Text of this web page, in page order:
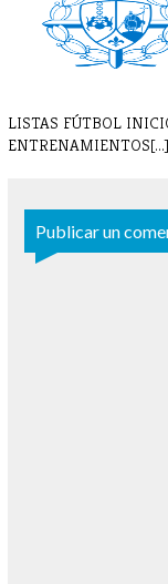
LISTAS FÚTBOL
ENTRENAMIENTOS[...]
Publicar un